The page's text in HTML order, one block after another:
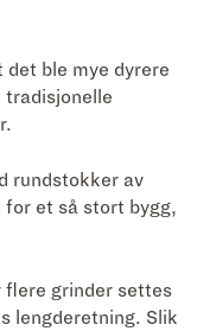
ble mye dyrere
tradisjonelle
rundstokker av
for et så stort bygg,
flere grinder settes
lengderetning. Slik